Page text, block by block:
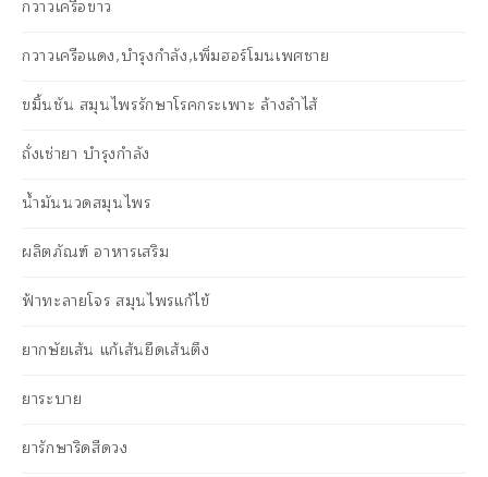
กวาวเครือขาว
กวาวเครือแดง,บำรุงกำลัง,เพิ่มฮอร์โมนเพศชาย
ขมิ้นชัน สมุนไพรรักษาโรคกระเพาะ ล้างลำไส้
ถั่งเช่ายา บำรุงกำลัง
น้ำมันนวดสมุนไพร
ผลิตภัณฑ์ อาหารเสริม
ฟ้าทะลายโจร สมุนไพรแก้ไข้
ยากษัยเส้น แก้เส้นยึดเส้นตึง
ยาระบาย
ยารักษาริดสีดวง